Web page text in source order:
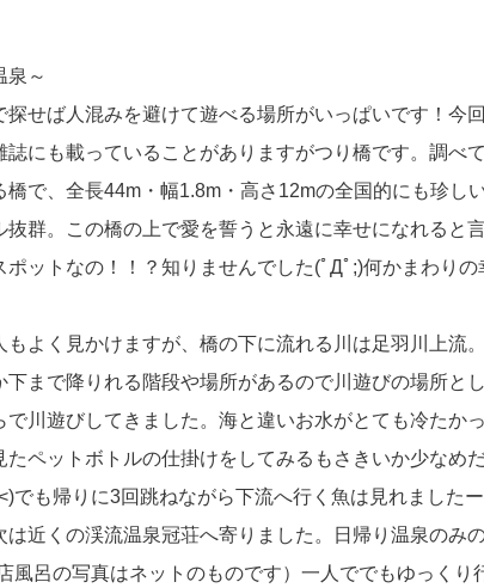
泉～
せば人混みを避けて遊べる場所がいっぱいです！今
にも載っていることがありますがつり橋です。調べて
橋で、全長44m・幅1.8m・高さ12mの全国的にも珍し
群。この橋の上で愛を誓うと永遠に幸せになれると
ットなの！！？知りませんでした(ﾟДﾟ;)何かまわりの
よく見かけますが、橋の下に流れる川は足羽川上流
まで降りれる階段や場所があるので川遊びの場所と
川遊びしてきました。海と違いお水がとても冷たか
ペットボトルの仕掛けをしてみるもさきいか少なめ
でも帰りに3回跳ねながら下流へ行く魚は見れました
近くの渓流温泉冠荘へ寄りました。日帰り温泉のみ
風呂の写真はネットのものです）一人ででもゆっくり